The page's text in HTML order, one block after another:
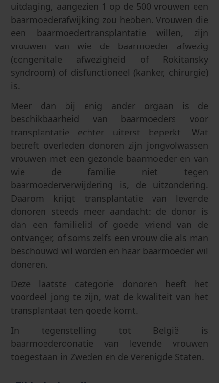
uitdaging, aangezien 1 op de 500 vrouwen een
baarmoederafwijking zou hebben. Vrouwen die
een baarmoedertransplantatie willen, zijn
vrouwen van wie de baarmoeder afwezig
(congenitale afwezigheid of Rokitansky
syndroom) of disfunctioneel (kanker, chirurgie)
is.
Meer dan bij enig ander orgaan is de
beschikbaarheid van baarmoeders voor
transplantatie echter uiterst beperkt. Wat
betreft overleden donoren zijn jongvolwassen
vrouwen met een gezonde baarmoeder en van
wie de familie niet tegen
baarmoederverwijdering is, de uitzondering.
Daarom krijgt transplantatie van levende
donoren steeds meer aandacht: de donor is
dan een familielid of goede vriend van de
ontvanger, of soms zelfs een vrouw die als man
beschouwd wil worden en haar baarmoeder wil
doneren.
Deze laatste categorie donoren heeft het
voordeel jong te zijn, wat de kwaliteit van het
transplantaat ten goede komt.
In tegenstelling tot België is
baarmoederdonatie van levende vrouwen
toegestaan in Zweden en de Verenigde Staten.